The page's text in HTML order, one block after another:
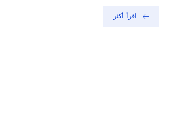
اقرأ أكثر